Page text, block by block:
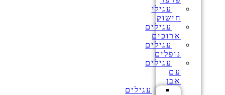
עגילי
חישוק
עגילים
ארוכים
עגילים
נופלים
עגילים
עם
אבן
עגילים